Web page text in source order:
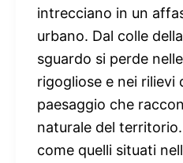
intrecciano in un
urbano. Dal colle
sguardo si perde
rigogliose e nei rilievi
paesaggio che
naturale del
come quelli situati